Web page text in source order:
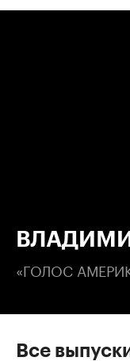
«ГОЛОС
Все